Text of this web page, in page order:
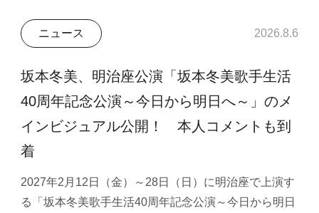
ニュース 2026.8.6
坂本冬美、明治座公演「坂本冬美歌手生活
40周年記念公演～今日から明日へ～」のメ
インビジュアル公開！ 本人コメントも到
着
2027年2月12日（金）～28日（日）に明治座で上演す
る「坂本冬美歌手生活40周年記念公演～今日から明日